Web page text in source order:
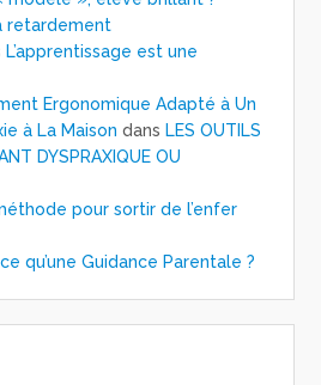
retardement
L’apprentissage est une
Ergonomique Adapté à Un
à La Maison dans LES OUTILS
DYSPRAXIQUE OU
pour sortir de l’enfer
qu’une Guidance Parentale ?